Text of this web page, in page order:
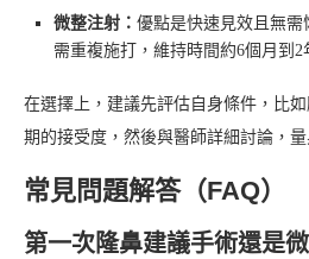
微整注射： 優點是快速見效且無需
需重複施打，維持時間約6個月到2
在選擇上，建議先評估自身條件，比
期的接受度，然後與醫師詳細討論，
常見問題解答（FAQ）
第一次隆鼻建議手術還是